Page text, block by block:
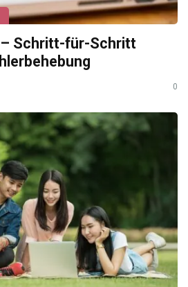
Schritt-für-Schritt
0